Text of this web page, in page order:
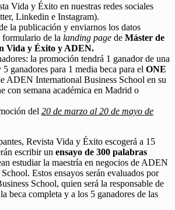
Vida y Éxito en nuestras redes sociales
Linkedin e Instagram).
la publicación y enviarnos los datos
formulario de la landing page de Máster de
Vida y Éxito y ADEN.
la promoción tendrá 1 ganador de una
ganadores para 1 media beca para el ONE
ADEN International Business School en su
con semana académica en Madrid o
del 20 de marzo al 20 de mayo de
Revista Vida y Éxito escogerá a 15
escribir un ensayo de 300 palabras
estudiar la maestría en negocios de ADEN
Estos ensayos serán evaluados por
School, quien será la responsable de
beca completa y a los 5 ganadores de las